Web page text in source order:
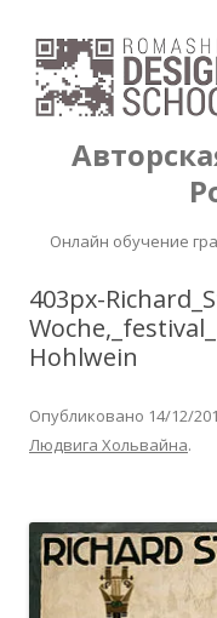
Онлайн обучение
403px-
Hohlwein
Опубликовано 14/12/
Людвига Хольвайна.